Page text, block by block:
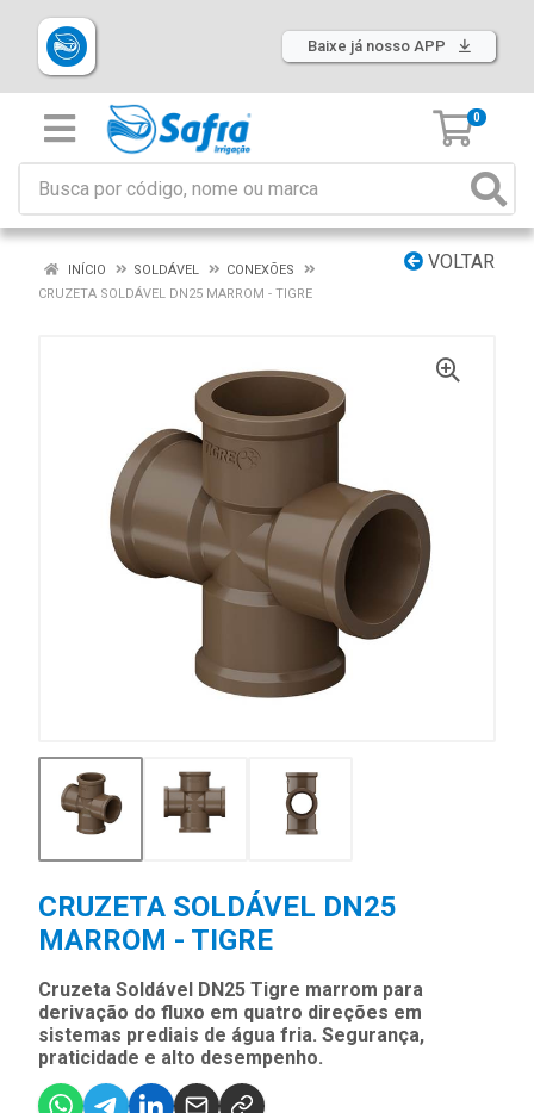
Baixe já nosso APP
0
VOLTAR
INÍCIO SOLDÁVEL
CONEXÕES
CRUZETA SOLDÁVEL DN25 MARROM - TIGRE
CRUZETA SOLDÁVEL DN25
MARROM - TIGRE
Cruzeta Soldável DN25 Tigre marrom para
derivação do fluxo em quatro direções em
sistemas prediais de água fria. Segurança,
praticidade e alto desempenho.